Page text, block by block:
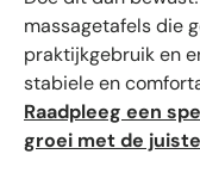
massagetafels die
praktijkgebruik en
stabiele en
Raadpleeg een
groei met de